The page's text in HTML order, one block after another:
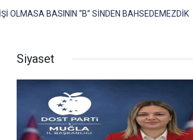
OLMASA BASININ “B” SİNDEN BAHSEDEMEZDİK
Siyaset